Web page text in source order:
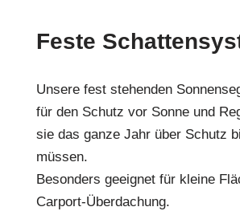
Feste
Unsere fest stehenden
für den Schutz vor Sonne und
sie das ganze Jahr über Schutz
müssen.
Besonders geeignet für kleine
Carport-Überdachung.